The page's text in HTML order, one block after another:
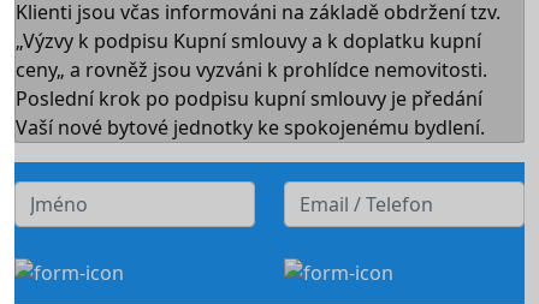
Klienti jsou včas informováni na základě obdržení tzv.
„Výzvy k podpisu Kupní smlouvy a k doplatku kupní
ceny„ a rovněž jsou vyzváni k prohlídce nemovitosti.
Poslední krok po podpisu kupní smlouvy je předání
Vaší nové bytové jednotky ke spokojenému bydlení.